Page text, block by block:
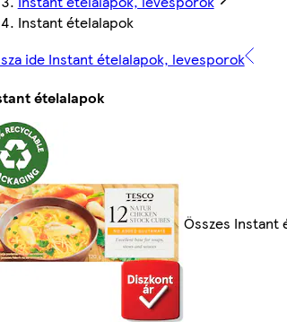
Instant ételalapok
ide Instant ételalapok, levesporok
ételalapok
Összes Instant